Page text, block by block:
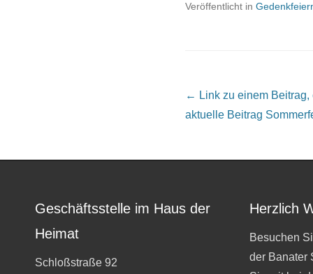
Veröffentlicht in
Beitrags Übersicht
← Link zu einem Beitrag,
aktuelle Beitrag
Geschäftsstelle im Haus der
Heimat
Schloßstraße 92
Herzlich
Besuchen
der Banater